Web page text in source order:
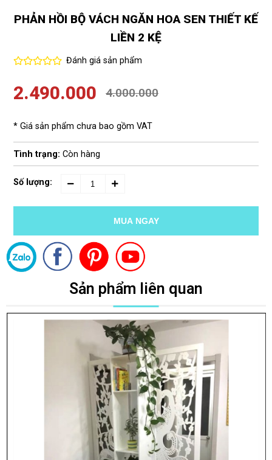
PHẢN HỒI BỘ VÁCH NGĂN HOA SEN THIẾT KẾ
LIỀN 2 KỆ
Đánh giá sản phẩm
2.490.000 4.000.000
* Giá sản phẩm chưa bao gồm VAT
Tình trạng: Còn hàng
Số lượng:
MUA NGAY
Sản phẩm liên quan